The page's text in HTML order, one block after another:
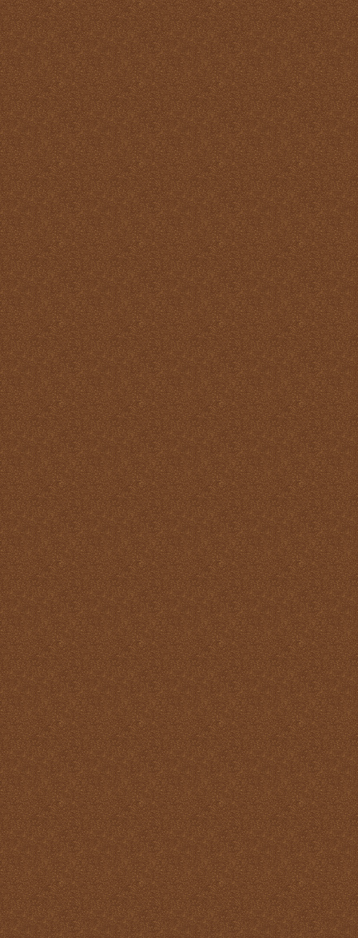
Las cuatro finalidades de
la Santa Misa
María Santísima y la
Eucaristía
María Santísima y la Santa
Misa
Misas Gregorianas
Misterio de unidad
Necesidad de aprender lo
que es la Santa Misa
No hay cosa que más odie
el demonio que la Santa
Misa
Nuestra vida debe ser una
Santa Misa prolongada
Nuestro sacrificio se
transforma en el sacrificio
de Cristo
Ofertorio
Participación
Partícipes de la naturaleza
divina
Petición y acción de
gracias
Plegarias Eucarísticas
Por Cristo con Él y en Él
Preparación para la Santa
Misa
Real y verdadera presencia
de Jesús en la Eucaristía
remotepost@sancta-missa-
cotidiana.org
Reparación
Ser Eucaristía
Sin etiqueta
Transubstanciación
Un milagro de amor